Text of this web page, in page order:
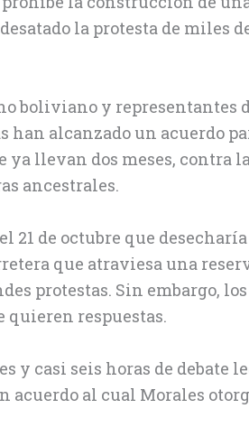
la protesta de miles
boliviano y representantes
han alcanzado un acuerdo
llevan dos meses, contra
ancestrales.
21 de octubre que
que atraviesa una
protestas. Sin embargo,
quieren respuestas.
y casi seis horas de debate
acuerdo al cual Morales